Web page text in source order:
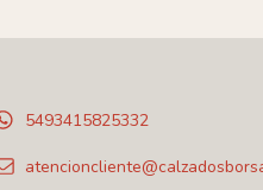
5493415825332